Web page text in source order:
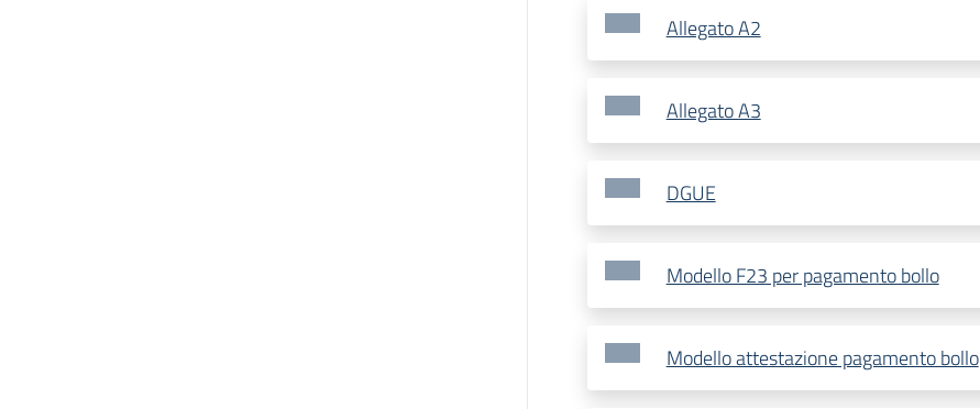
Allegato A2
Allegato A3
DGUE
Modello F23 per pagamento bollo
Modello attestazione pagamento bollo